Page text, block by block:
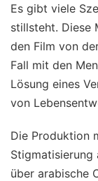
Es gibt viele
stillsteht. Diese
den Film von
Fall mit den
Lösung eines
von
Die Produktion
Stigmatisierung
über arabische